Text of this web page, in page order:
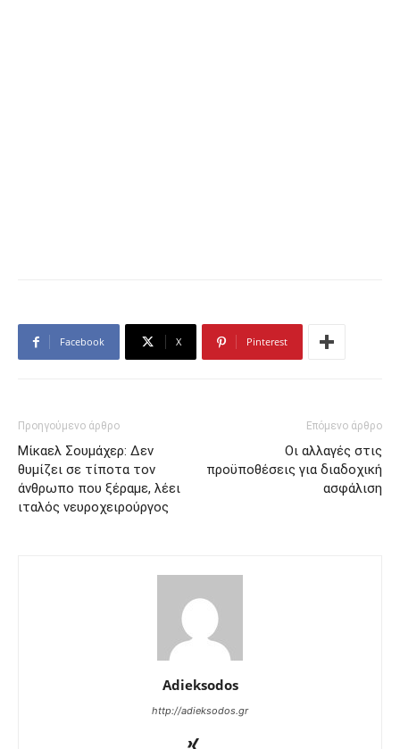
Facebook X Pinterest
Προηγούμενο άρθρο
Μίκαελ Σουμάχερ: Δεν
θυμίζει σε τίποτα τον
άνθρωπο που ξέραμε, λέει
ιταλός νευροχειρούργος
Επόμενο άρθρο
Οι αλλαγές στις
προϋποθέσεις για διαδοχική
ασφάλιση
Adieksodos
http://adieksodos.gr